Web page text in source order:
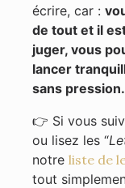
écrire, car :
de tout et il
juger, vous
lancer
sans pression.
👉 Si vous
ou lisez les “
notre liste de
tout